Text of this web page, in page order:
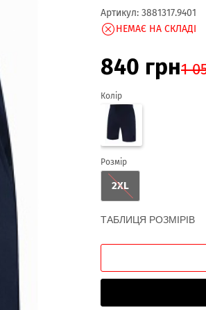
Артикул: 3881317.9401
НЕМАЄ НА СКЛАДІ
840 грн1
Колір
Розмір
2XL
ТАБЛИЦЯ РОЗМІРІВ